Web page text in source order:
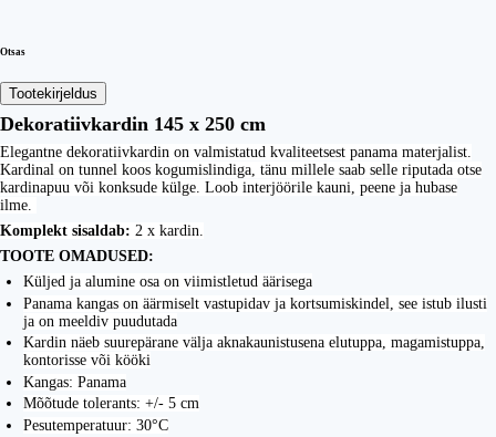
Otsas
Tootekirjeldus
Dekoratiivkardin 145 x 250 cm
Elegantne dekoratiivkardin on valmistatud kvaliteetsest panama materjalist.
Kardinal on tunnel koos kogumislindiga, tänu millele saab selle riputada otse
kardinapuu või konksude külge. Loob interjöörile kauni, peene ja hubase
ilme.
Komplekt sisaldab: 2 x kardin.
TOOTE OMADUSED:
Küljed ja alumine osa on viimistletud äärisega
Panama kangas on äärmiselt vastupidav ja kortsumiskindel, see istub ilusti
ja on meeldiv puudutada
Kardin näeb suurepärane välja aknakaunistusena elutuppa, magamistuppa,
kontorisse või kööki
Kangas: Panama
Mõõtude tolerants: +/- 5 cm
Pesutemperatuur: 30°C